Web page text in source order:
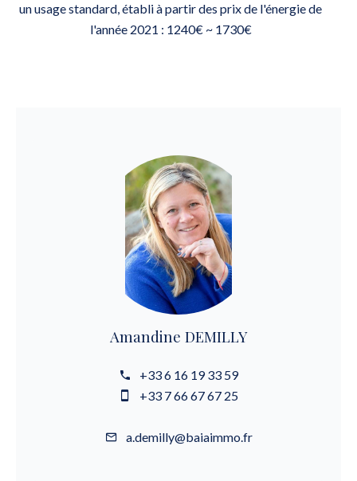
un usage standard, établi à partir des prix de l'énergie de
l'année 2021 : 1240€ ~ 1730€
Amandine DEMILLY
+33 6 16 19 33 59
+33 7 66 67 67 25
a.demilly@baiaimmo.fr